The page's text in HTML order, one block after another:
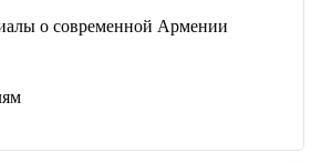
о современной Армении